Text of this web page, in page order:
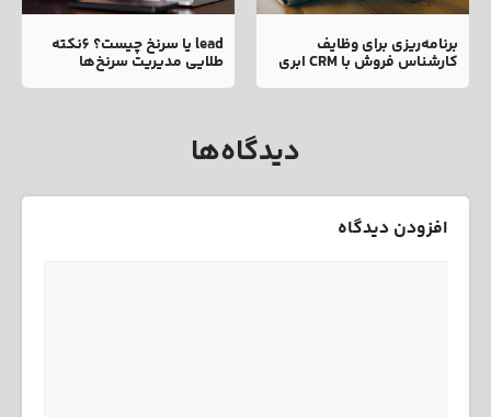
برنامه‌ریزی برای وظایف
کارشناس فروش با CRM ابری
lead یا سرنخ چیست؟ 6نکته
طلایی مدیریت سرنخ‌ها
دیدگاه‌ها
افزودن دیدگاه